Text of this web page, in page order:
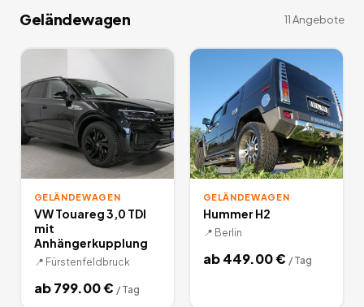
Geländewagen 11Angebote
GELÄNDEWAGEN
VW Touareg 3,0 TDI
mit
Anhängerkupplung
📍 Fürstenfeldbruck
ab799.00€ / Tag
GELÄNDEWAGEN
Hummer H2
📍 Berlin
ab449.00€ / Tag